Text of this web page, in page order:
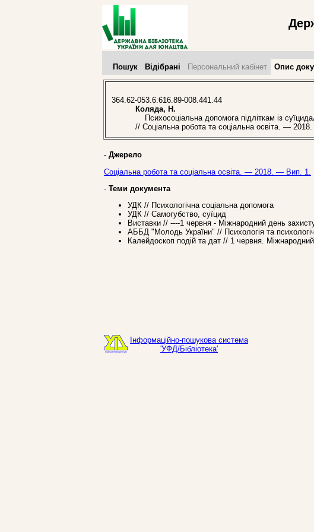
Пошук Відібрані Персональний кабінет Опис
364.62-053.6:616.89-008.441.44
Коляда, Н.
Психосоціальна допомога підліткам із
// Соціальна робота та соціальна освіта. —
- Джерело
Соціальна робота та соціальна освіта. — 2018. — Вип. 1.
- Теми документа
УДК // Психологічна соціальна допомога
УДК // Самогубство, суїцид
Виставки // ----1 червня - Міжнародний день
АББД "Молодь України" // Психологія та
Калейдоскоп подій та дат // 1 червня.
Інформаційно-пошукова система
'УФД/Бібліотека'